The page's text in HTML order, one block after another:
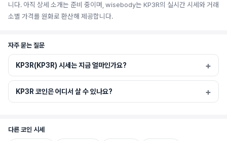
니다. 아직 상세 소개는 준비 중이며, wisebody는 KP3R의 실시간 시세와 거래
소별 가격를 원화로 환산해 제공합니다.
자주 묻는 질문
KP3R(KP3R) 시세는 지금 얼마인가요?
KP3R 코인은 어디서 살 수 있나요?
다른 코인 시세